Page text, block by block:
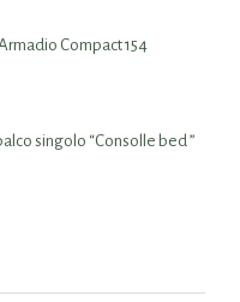
Compact 154
singolo “Consolle bed ”